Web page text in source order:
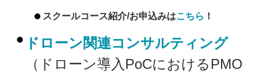
スクールコース紹介/お申込みはこちら ！
ドローン関連コンサルティング
（ドローン導入PoCにおけるPMO